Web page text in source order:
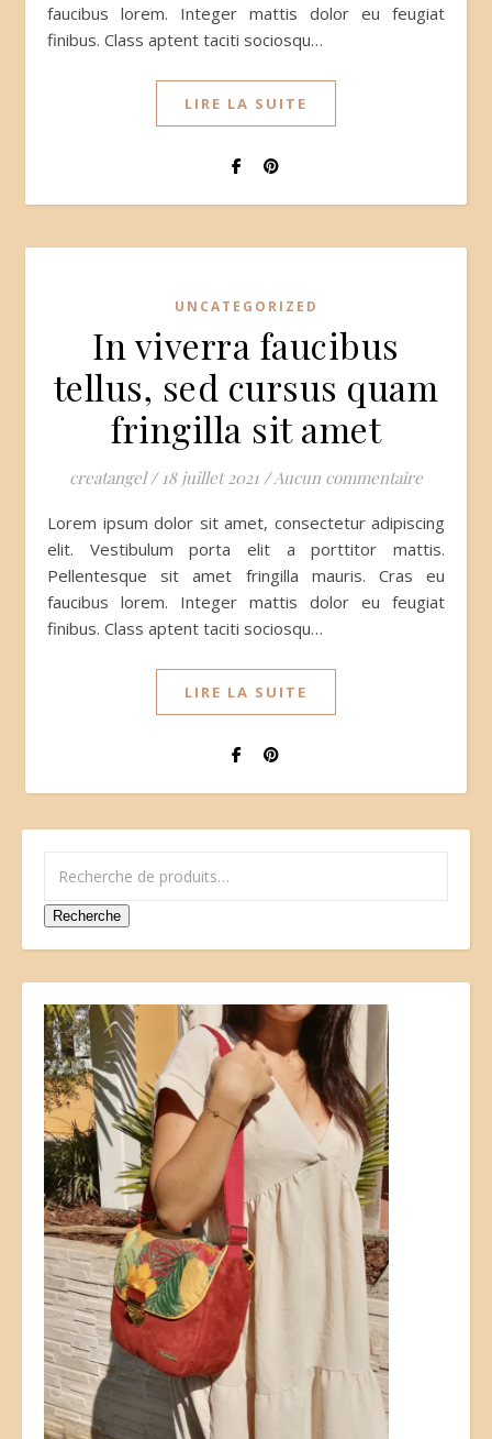
faucibus lorem. Integer mattis dolor eu feugiat
finibus. Class aptent taciti sociosqu…
LIRE LA SUITE
UNCATEGORIZED
In viverra faucibus
tellus, sed cursus quam
fringilla sit amet
creatangel / 18 juillet 2021 / Aucun commentaire
Lorem ipsum dolor sit amet, consectetur adipiscing
elit. Vestibulum porta elit a porttitor mattis.
Pellentesque sit amet fringilla mauris. Cras eu
faucibus lorem. Integer mattis dolor eu feugiat
finibus. Class aptent taciti sociosqu…
LIRE LA SUITE
Recherche